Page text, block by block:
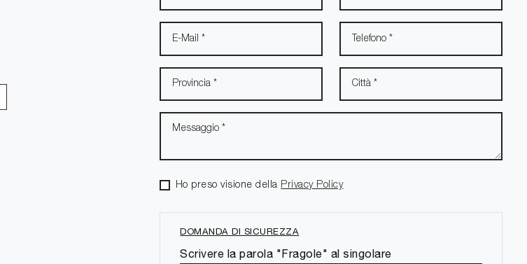
Ho preso visione della Privacy Policy
DOMANDA DI SICUREZZA
Scrivere la parola "Fragole" al singolare